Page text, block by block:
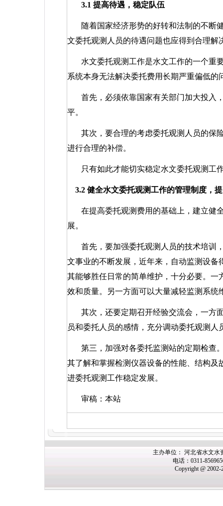
3.1 提高待遇，稳定队伍
随着国家经济形势的好转和法制的不断
文委托观测人员的待遇问题也应得到合理解
水文委托观测工作是水文工作的一个重
系统本身无法解决委托费用长期严重偏低的
首先，必须依靠国家有关部门加大投入
平。
其次，要合理的考虑委托观测人员的保
进行合理的补偿。
只有如此才能切实稳定水文委托观测工
3.2 健全水文委托观测工作的管理制度，
在提高委托观测费用的基础上，建立健
展。
首先，要加强委托观测人员的技术培训
文事业的不断发展，近年来，自动监测设
其能够胜任日常的简单维护，十分必要。
效和质量。另一方面可以大量减轻监测系
其次，还要定期召开经验交流会，一方
员和委托人员的感情，充分调动委托观测人
第三，加强对各委托监测站的定期检查
其了解和掌握检测仪器设备的性能、结构
进委托观测工作稳定发展。
审稿：本站
主办单位： 河北省水文水
电话：0311-
Copyright @ 2002-